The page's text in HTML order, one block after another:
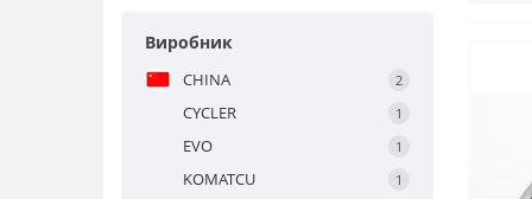
Виробник
CHINA 2
CYCLER 1
EVO 1
KOMATCU 1